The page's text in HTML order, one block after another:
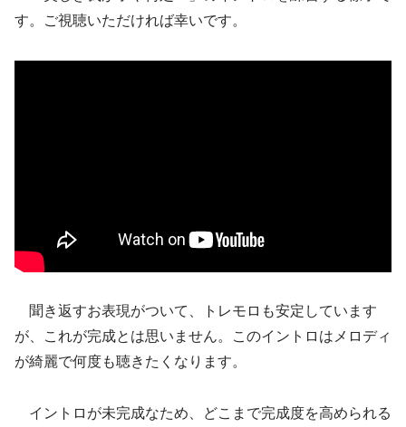
す。ご視聴いただければ幸いです。
聞き返すお表現がついて、トレモロも安定しています
が、これが完成とは思いません。このイントロはメロディ
が綺麗で何度も聴きたくなります。
イントロが未完成なため、どこまで完成度を高められる